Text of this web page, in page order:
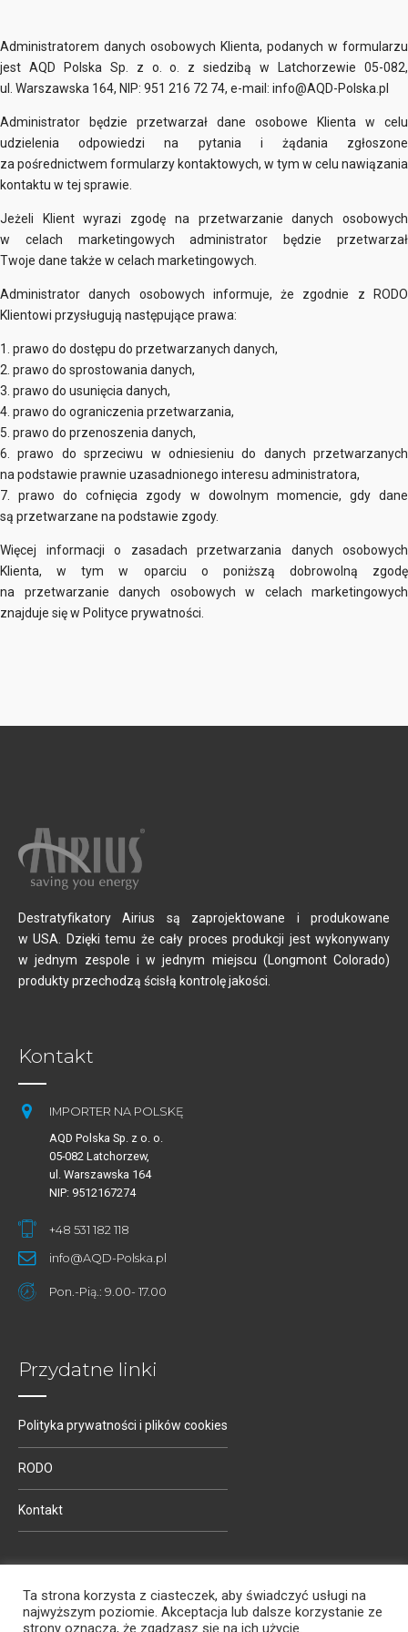
Administratorem danych osobowych Klienta, podanych w formularzu
jest AQD Polska Sp. z o. o. z siedzibą w Latchorzewie 05-082,
ul. Warszawska 164, NIP: 951 216 72 74, e-mail: info@AQD-Polska.pl
Administrator będzie przetwarzał dane osobowe Klienta w celu
udzielenia odpowiedzi na pytania i żądania zgłoszone
za pośrednictwem formularzy kontaktowych, w tym w celu nawiązania
kontaktu w tej sprawie.
Jeżeli Klient wyrazi zgodę na przetwarzanie danych osobowych
w celach marketingowych administrator będzie przetwarzał
Twoje dane także w celach marketingowych.
Administrator danych osobowych informuje, że zgodnie z RODO
Klientowi przysługują następujące prawa:
1. prawo do dostępu do przetwarzanych danych,
2. prawo do sprostowania danych,
3. prawo do usunięcia danych,
4. prawo do ograniczenia przetwarzania,
5. prawo do przenoszenia danych,
6. prawo do sprzeciwu w odniesieniu do danych przetwarzanych
na podstawie prawnie uzasadnionego interesu administratora,
7. prawo do cofnięcia zgody w dowolnym momencie, gdy dane
są przetwarzane na podstawie zgody.
Więcej informacji o zasadach przetwarzania danych osobowych
Klienta, w tym w oparciu o poniższą dobrowolną zgodę
na przetwarzanie danych osobowych w celach marketingowych
znajduje się w Polityce prywatności.
Destratyfikatory Airius są zaprojektowane i produkowane
w USA. Dzięki temu że cały proces produkcji jest wykonywany
w jednym zespole i w jednym miejscu (Longmont Colorado)
produkty przechodzą ścisłą kontrolę jakości.
Kontakt
IMPORTER NA POLSKĘ
AQD Polska Sp. z o. o.
05-082 Latchorzew,
ul. Warszawska 164
NIP: 9512167274
+48 531 182 118
info@AQD-Polska.pl
Pon.-Pią.: 9.00- 17.00
Przydatne linki
Polityka prywatności i plików cookies
RODO
Kontakt
Ta strona korzysta z ciasteczek, aby świadczyć usługi na
najwyższym poziomie. Akceptacja lub dalsze korzystanie ze
strony oznacza, że zgadzasz się na ich użycie.